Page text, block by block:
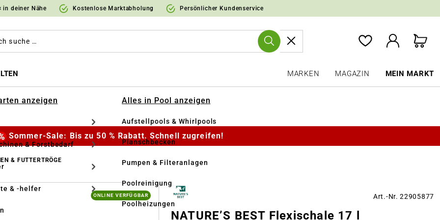
in deiner Nähe Kostenlose Marktabholung Persönlicher Kundenservice
MARKEN MAGAZIN MEIN MARKT
anzeigen
& Forstbedarf
& -helfer
Alles in Pool anzeigen
Aufstellpools & Whirlpools
Planschbecken
Pumpen & Filteranlagen
Poolreinigung
Poolheizungen
Sommer-Sale: Bis zu 50 % Rabatt. Schnell zugreifen!
& FUTTERTRÖGE
ONLINE VERFÜGBAR Art.-Nr. 22905877
NATURE’S BEST Flexischale 17 l